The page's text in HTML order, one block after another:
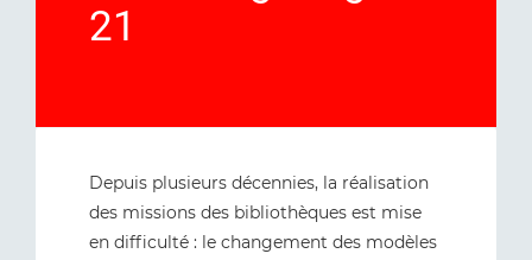
21
Depuis plusieurs décennies, la réalisation
des missions des bibliothèques est mise
en difficulté : le changement des modèles